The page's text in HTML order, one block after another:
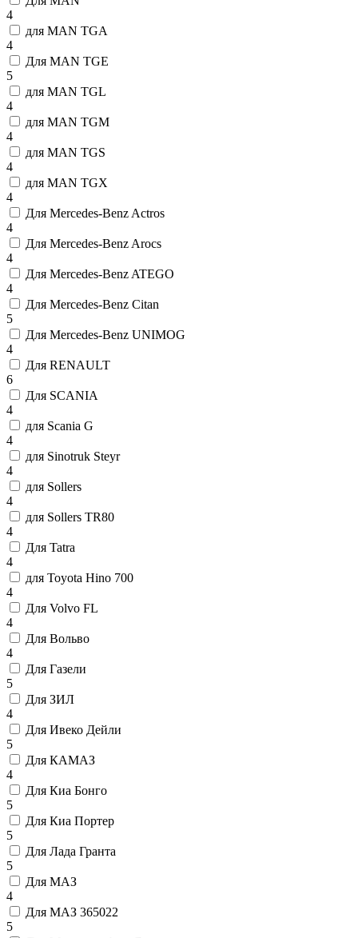
4
для MAN TGA
4
Для MAN TGE
5
для MAN TGL
4
для MAN TGM
4
для MAN TGS
4
для MAN TGX
4
Для Mercedes-Benz Actros
4
Для Mercedes-Benz Arocs
4
Для Mercedes-Benz ATEGO
4
Для Mercedes-Benz Citan
5
Для Mercedes-Benz UNIMOG
4
Для RENAULT
6
Для SCANIA
4
для Scania G
4
для Sinotruk Steyr
4
для Sollers
4
для Sollers TR80
4
Для Tatra
4
для Toyota Hino 700
4
Для Volvo FL
4
Для Вольво
4
Для Газели
5
Для ЗИЛ
4
Для Ивеко Дейли
5
Для КАМАЗ
4
Для Киа Бонго
5
Для Киа Портер
5
Для Лада Гранта
5
Для МАЗ
4
Для МАЗ 365022
5